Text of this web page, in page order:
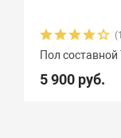
Пол составной
5 900 руб.